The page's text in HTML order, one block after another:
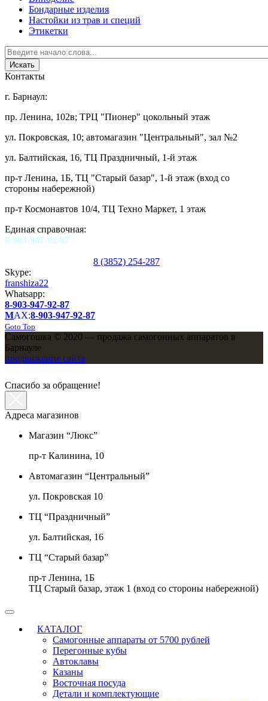
Бондарные изделия
Настойки из трав и специй
Этикетки
Контакты
г. Барнаул:
пр. Ленина, 102в; ТРЦ "Пионер" цокольный этаж
ул. Покровская, 10; автомагазин "Центральный", зал №2
ул. Балтийская, 16, ТЦ Праздничный, 1-й этаж
пр-т Ленина, 1Б, ТЦ "Старый базар", 1-й этаж (вход со
стороны набережной)
пр-т Космонавтов 10/4, ТЦ Техно Маркет, 1 этаж
Единая справочная:
8-903-947-92-87
8 (3852) 254-287
Skype:
franshiza22
Whatsapp:
8-903-947-92-87
MAX:8-903-947-92-87
Goto Top
Самогошка © 2020 — продажа самогонных аппаратов в
Барнауле
продвижение сайта
Спасибо за обращение!
Адреса магазинов
Магазин “Люкс”
пр-т Калинина, 10
Автомагазин “Центральный”
ул. Покровская 10
ТЦ “Праздничный”
ул. Балтийская, 16
ТЦ “Старый базар”
пр-т Ленина, 1Б
ТЦ Старый базар, этаж 1 (вход со стороны набережной)
КАТАЛОГ
Самогонные аппараты от 5700 рублей
Перегонные кубы
Автоклавы
Казаны
Восточная посуда
Детали и комплектующие